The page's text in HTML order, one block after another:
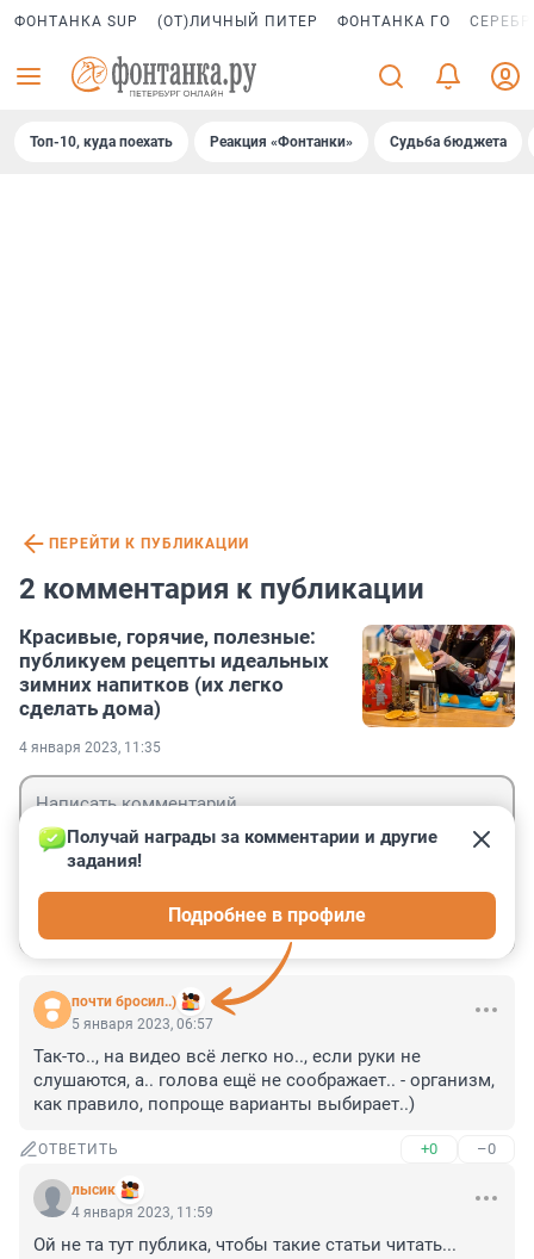
ФОНТАНКА SUP (ОТ)ЛИЧНЫЙ ПИТЕР ФОНТАНКА ГО
Топ-10, куда поехать Реакция «Фонтанки» Судьба бюджета
ПЕРЕЙТИ К ПУБЛИКАЦИИ
2 комментария к публикации
Красивые, горячие, полезные:
публикуем рецепты идеальных
зимних напитков (их легко
сделать дома)
4 января 2023, 11:35
почти бросил..)
Получай награды за комментарии и другие
задания!
Подробнее в профиле
5 января 2023, 06:57
Так-то.., на видео всё легко но.., если руки не
слушаются, а.. голова ещё не соображает.. - организм,
как правило, попроще варианты выбирает..)
ОТВЕТИТЬ +0 –0
лысик
4 января 2023, 11:59
Ой не та тут публика, чтобы такие статьи читать...